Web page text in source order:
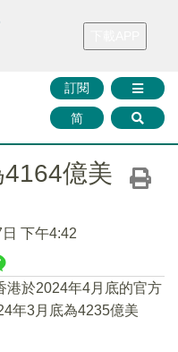
財華證券 媒體矩陣
訂閱
简
億美
下午4:42
港於2024年4月底的官方
年3月底為4235億美